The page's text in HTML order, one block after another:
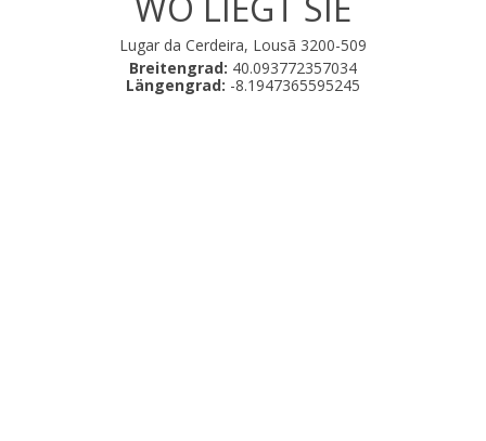
Lugar da Cerdeira, Lousã 3200-509
Breitengrad: 40.093772357034
Längengrad: -8.1947365595245